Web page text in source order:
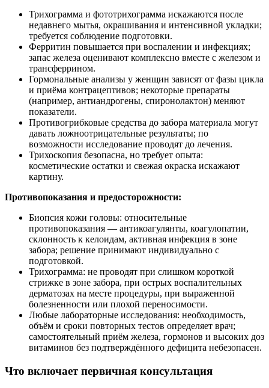
Трихограмма и фототрихограмма искажаются после
недавнего мытья, окрашивания и интенсивной укладки;
требуется соблюдение подготовки.
Ферритин повышается при воспалении и инфекциях;
запас железа оценивают комплексно вместе с железом и
трансферрином.
Гормональные анализы у женщин зависят от фазы цикла
и приёма контрацептивов; некоторые препараты
(например, антиандрогены, спиронолактон) меняют
показатели.
Противогрибковые средства до забора материала могут
давать ложноотрицательные результаты; по
возможности исследование проводят до лечения.
Трихоскопия безопасна, но требует опыта:
косметические остатки и свежая окраска искажают
картину.
Противопоказания и предосторожности:
Биопсия кожи головы: относительные
противопоказания — антикоагулянты, коагулопатии,
склонность к келоидам, активная инфекция в зоне
забора; решение принимают индивидуально с
подготовкой.
Трихограмма: не проводят при слишком короткой
стрижке в зоне забора, при острых воспалительных
дерматозах на месте процедуры, при выраженной
болезненности или плохой переносимости.
Любые лабораторные исследования: необходимость,
объём и сроки повторных тестов определяет врач;
самостоятельный приём железа, гормонов и высоких доз
витаминов без подтверждённого дефицита небезопасен.
Что включает первичная консультация